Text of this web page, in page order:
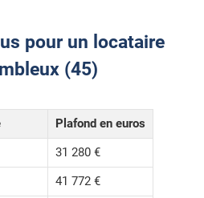
pour un locataire
(45)
Plafond en euros
31 280 €
41 772 €